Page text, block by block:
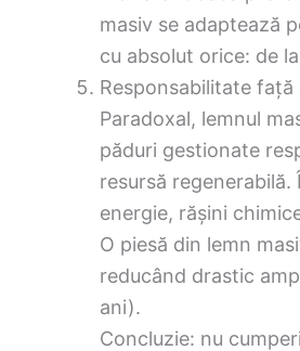
masiv se adaptează
cu absolut orice: de
Responsabilitate
Paradoxal, lemnul
păduri gestionate
resursă
energie, rășini
O piesă din lemn
reducând drastic
ani).
Concluzie: nu